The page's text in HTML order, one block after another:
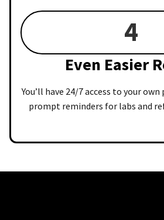
4
Even Easier
You’ll have 24/7 access to your
prompt reminders for labs and